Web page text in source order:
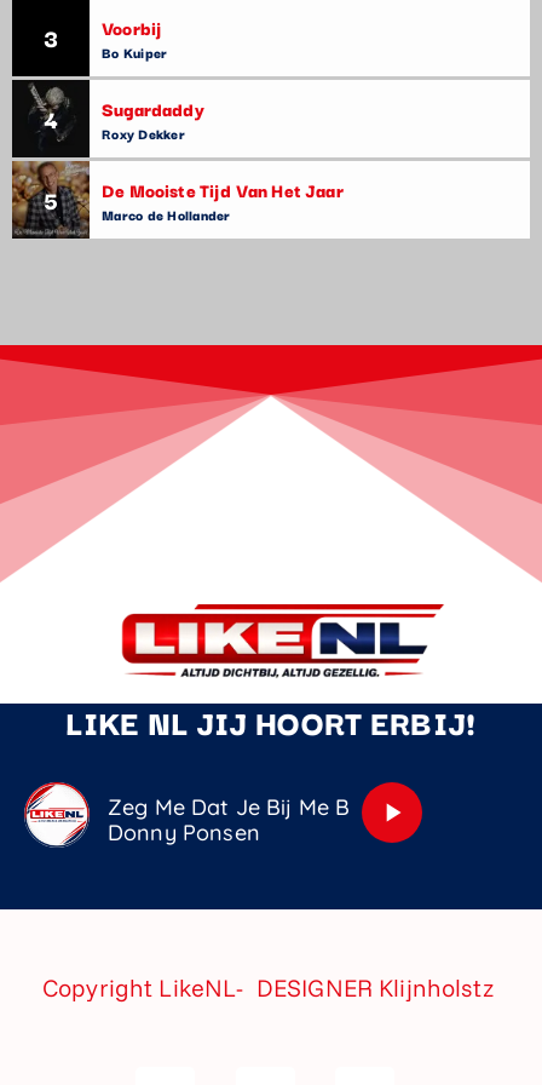
3 Voorbij
Bo Kuiper
4 Sugardaddy
Roxy Dekker
5 De Mooiste Tijd Van Het Jaar
Marco de Hollander
LIKE NL JIJ HOORT ERBIJ!
Zeg Me Dat Je Bij Me Blijft
Donny Ponsen
play_arrow
Copyright LikeNL- DESIGNER Klijnholstz